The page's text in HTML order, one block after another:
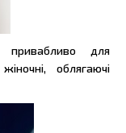
привабливо для
облягаючі